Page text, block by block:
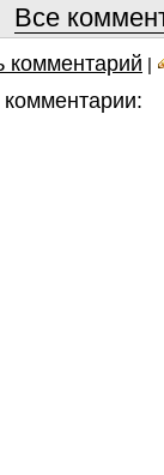
Все
комментарий |